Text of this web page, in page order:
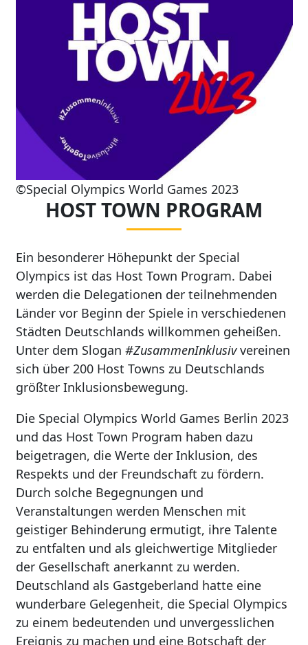
©Special Olympics World Games 2023
HOST TOWN PROGRAM
Ein besonderer Höhepunkt der Special
Olympics ist das Host Town Program. Dabei
werden die Delegationen der teilnehmenden
Länder vor Beginn der Spiele in verschiedenen
Städten Deutschlands willkommen geheißen.
Unter dem Slogan #ZusammenInklusivvereinen
sich über 200 Host Towns zu Deutschlands
größter Inklusionsbewegung.
Die Special Olympics World Games Berlin 2023
und das Host Town Program haben dazu
beigetragen, die Werte der Inklusion, des
Respekts und der Freundschaft zu fördern.
Durch solche Begegnungen und
Veranstaltungen werden Menschen mit
geistiger Behinderung ermutigt, ihre Talente
zu entfalten und als gleichwertige Mitglieder
der Gesellschaft anerkannt zu werden.
Deutschland als Gastgeberland hatte eine
wunderbare Gelegenheit, die Special Olympics
zu einem bedeutenden und unvergesslichen
Ereignis zu machen und eine Botschaft der